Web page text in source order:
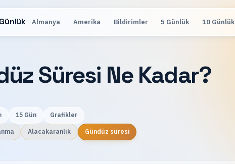
Almanya Amerika Bildirimler 5 Günlük 10 Günlük
Süresi Ne Kadar?
15 Gün Grafikler
Alacakaranlık Gündüz süresi